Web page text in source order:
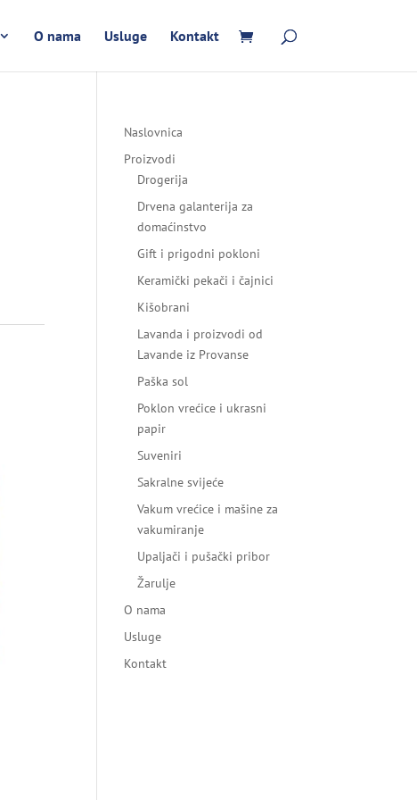
O nama Usluge Kontakt
Naslovnica
Proizvodi
Drogerija
Drvena galanterija za
domaćinstvo
Gift i prigodni pokloni
Keramički pekači i čajnici
Kišobrani
Lavanda i proizvodi od
Lavande iz Provanse
Paška sol
Poklon vrećice i ukrasni
papir
Suveniri
Sakralne svijeće
Vakum vrećice i mašine za
vakumiranje
Upaljači i pušački pribor
Žarulje
O nama
Usluge
Kontakt